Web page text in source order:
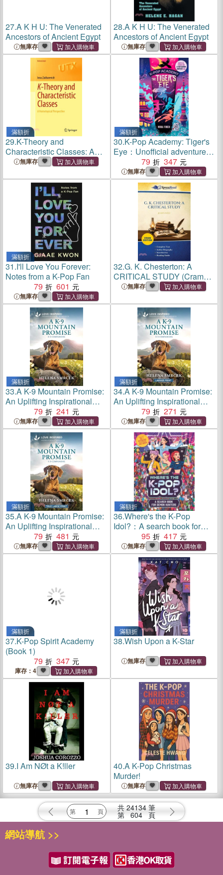
27.A K H U: The Venerated
Ancestors of Ancient Egypt
無庫存
28.A K H U: The Venerated
Ancestors of Ancient Egypt
無庫存
滿額折
29.K-Theory and
Characteristic Classes: A
Homotopical Perspective
無庫存
滿額折
30.K-Pop Academy: Tiger's
Eye：Unofficial adventure
stories for K-Pop Demon
Hunters fans
79 347
無庫存
滿額折
31.I'll Love You Forever:
Notes from a K-Pop Fan
79
601
無庫存
32.G. K. Chesterton: A
CRITICAL STUDY (Cram
Edition)
無庫存
滿額折
33.A K-9 Mountain Promise:
An Uplifting Inspirational
Romance
79 241
無庫存
滿額折
34.A K-9 Mountain Promise:
An Uplifting Inspirational
Romance
79 271
無庫存
滿額折
35.A K-9 Mountain Promise:
An Uplifting Inspirational
Romance
79 481
無庫存
滿額折
36.Where's the K-Pop
Idol?：A search book for
demon hunters
95 417
無庫存
滿額折
37.K-Pop Spirit Academy
(Book 1)
79
347
庫存：4
滿額折
38.Wish Upon a K-Star
無庫存
39.I Am NØt a K!ller
無庫存
40.A K-Pop Christmas
Murder!
無庫存
共 24134 筆
第 604 頁
網站導航 >>